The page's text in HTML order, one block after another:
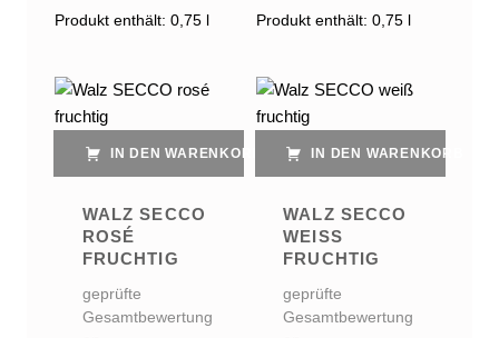
Produkt enthält: 0,75 Produkt enthält: 0,75
IN DEN WARENKORB
WALZ SECCO
ROSÉ
FRUCHTIG
geprüfte
Gesamtbewertung
IN DEN WARENKORB
WALZ SECCO
WEISS F
RUCHTIG
geprüfte
Gesamtbewertung